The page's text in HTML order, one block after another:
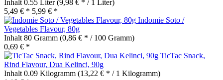
Inhalt 0.55 Liter(9,98 € * / 1 Liter)
5,49 € * 5,99 € *
Indomie Soto /
Vegetables Flavour, 80g
Inhalt 80 Gramm (0,86 € * / 100 Gramm)
0,69 € *
TicTac Snack,
Rind Flavour, Dua Kelinci, 90g
Inhalt 0.09 Kilogramm (13,22 € * / 1 Kilogramm)